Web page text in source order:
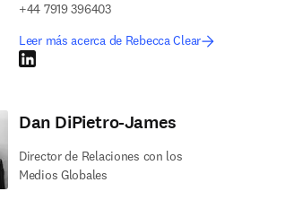
+44 7919 396403
Leer más acerca de Rebecca Clear
LinkedIn se abre en una nueva pestaña/ventana
Dan DiPietro-James
Director de Relaciones con los
Medios Globales